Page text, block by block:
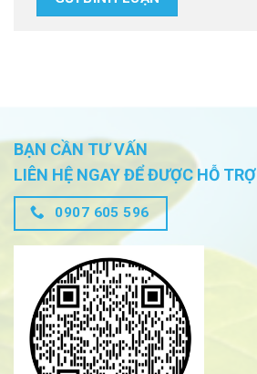
BẠN CẦN TƯ VẤN
LIÊN HỆ NGAY ĐỂ ĐƯỢC HỖ TRỢ
0907 605 596